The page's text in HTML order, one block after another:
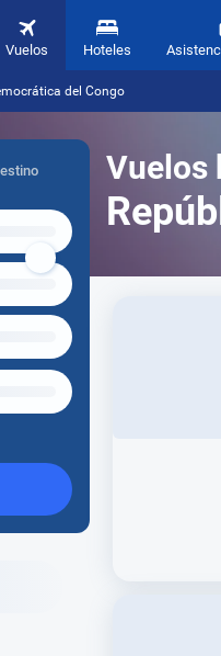
Vuelos Hoteles
del Congo
Vuelos